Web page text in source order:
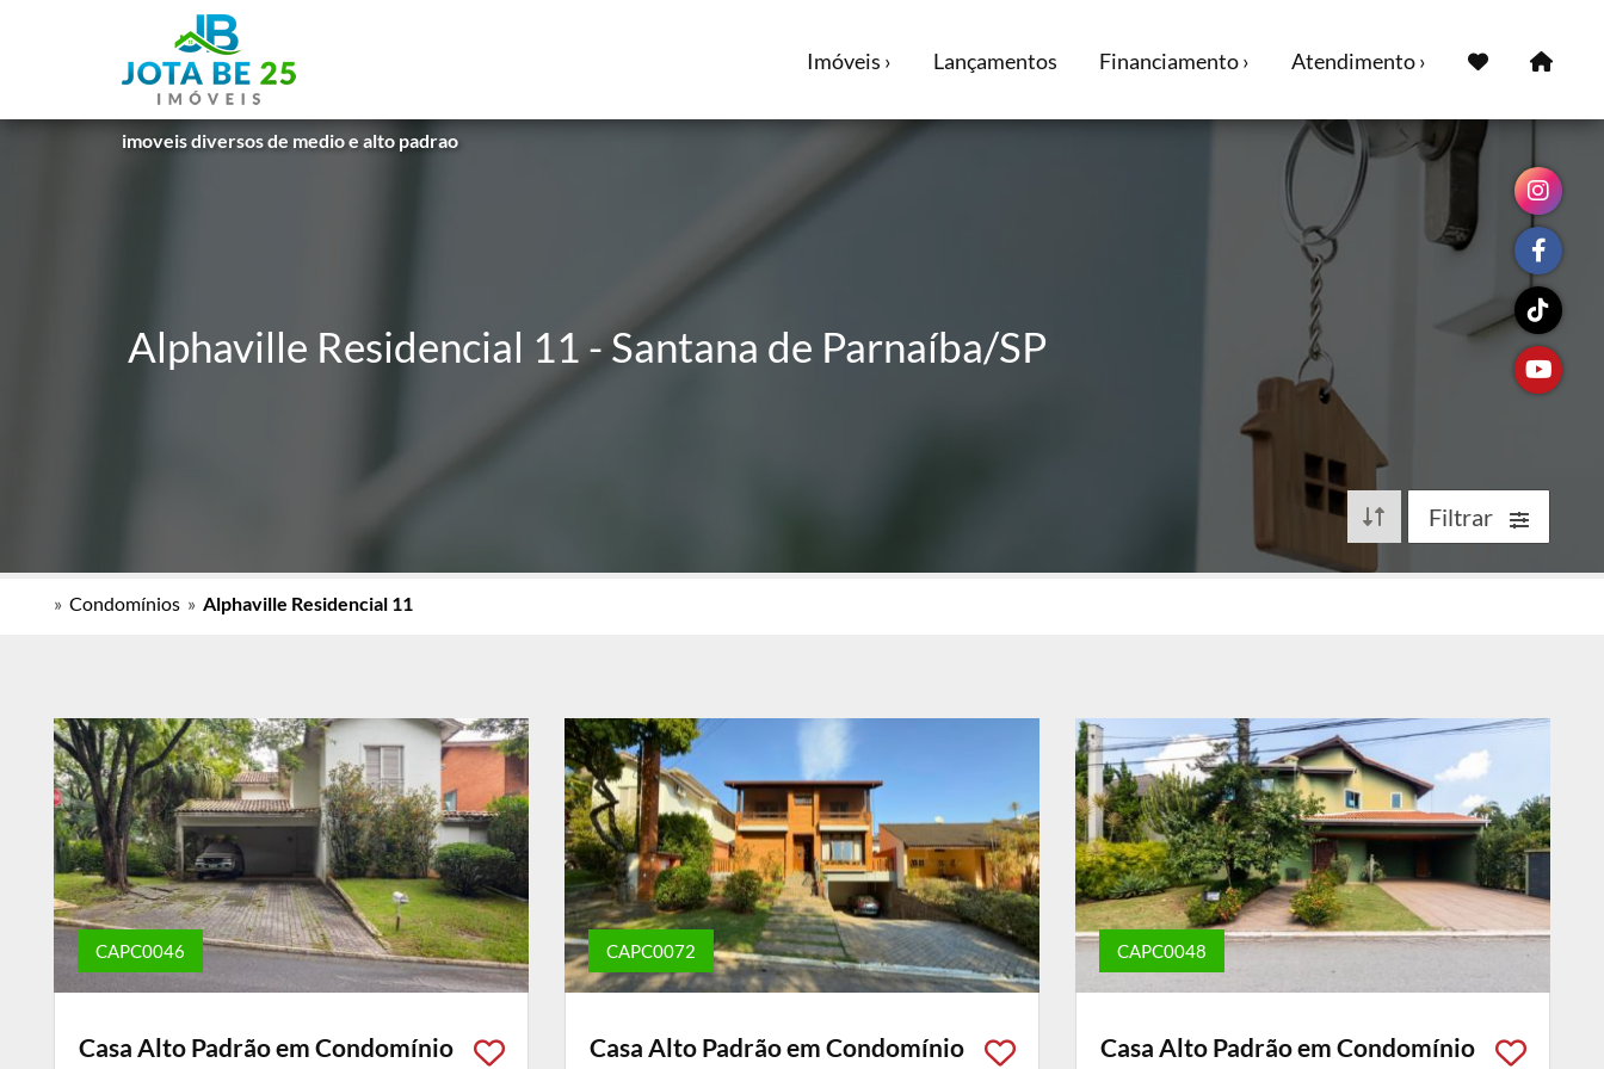
imoveis diversos de medio e alto padrao
Imóveis › Lançamentos Financiamento › Atendimento ›
Alphaville Residencial 11 - Santana de Parnaíba/SP
Filtrar
» Condomínios » Alphaville Residencial 11
CAPC0046
Casa Alto Padrão em Condomínio
CAPC0072
Casa Alto Padrão em Condomínio
CAPC0048
Casa Alto Padrão em Condomínio